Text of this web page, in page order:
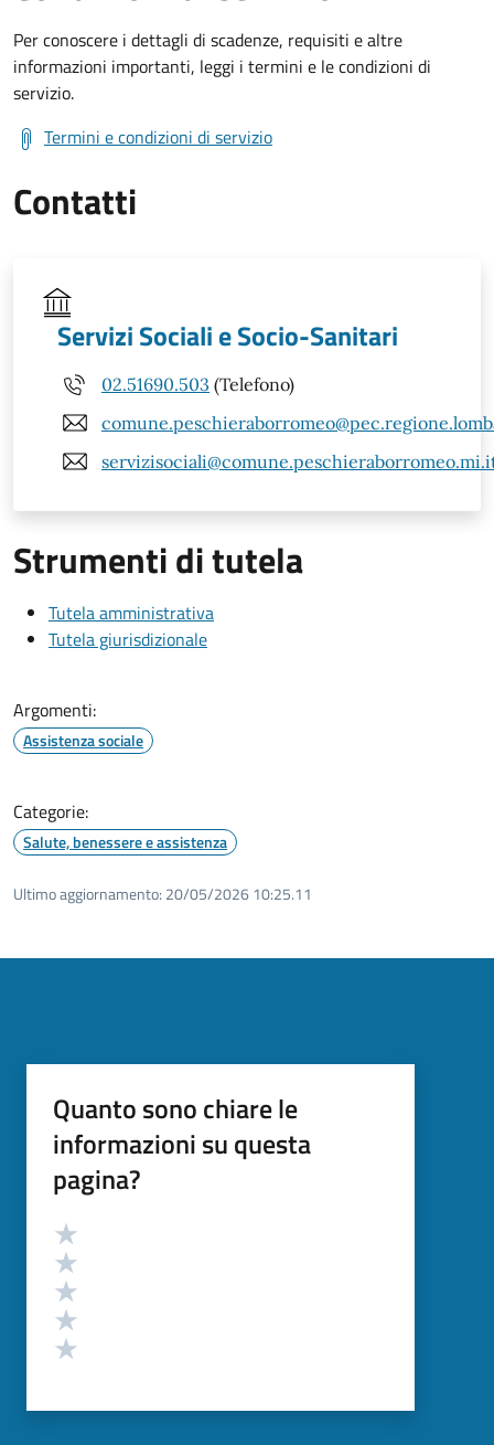
Per conoscere i dettagli di scadenze, requisiti e altre
informazioni importanti, leggi i termini e le condizioni di
servizio.
Termini e condizioni di servizio
Contatti
Servizi Sociali e Socio-Sanitari
02.51690.503 (Telefono)
Strumenti di tutela
Tutela amministrativa
Tutela giurisdizionale
Argomenti:
Assistenza sociale
Categorie:
Salute, benessere e assistenza
Ultimo aggiornamento: 20/05/2026 10:25.11
Quanto sono chiare le
informazioni su questa
pagina?
Valutazione